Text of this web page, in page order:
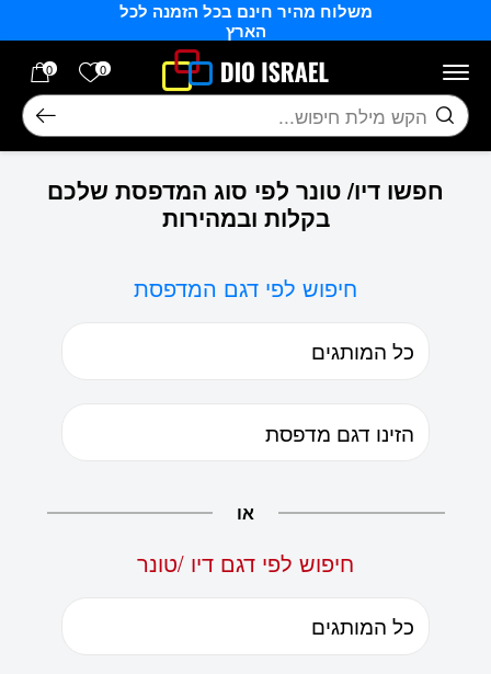
משלוח מהיר חינם בכל הזמנה לכל
הארץ
0 הרשימה
0
חיפוש
חפשו דיו/ טונר לפי סוג המדפסת שלכם
בקלות ובמהירות
חיפוש לפי דגם המדפסת
או
חיפוש לפי דגם דיו /טונר